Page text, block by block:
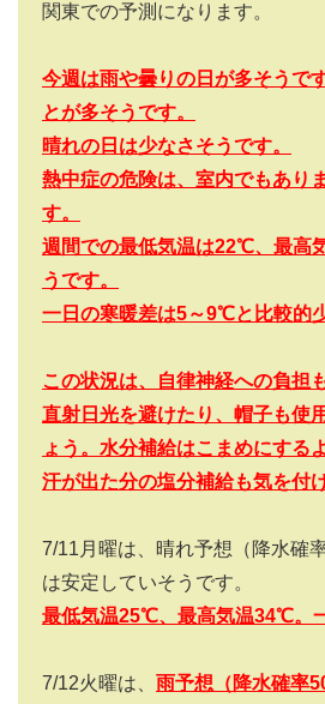
関東での予測になります。
今週は雨や曇りの日が多そうで
とが多そうです。
晴れの日は少なさそうです。
熱中症の危険は、室内でもあり
す。
週間での最低気温は22℃、最高
うです。
一日の寒暖差は5～9℃と比較的
この状況は、自律神経への負担
直射日光を避けたり、帽子も使
ょう。水分補給はこまめにする
汗が出た分の塩分補給も気を付
7/11 月曜は、晴れ予想（降水確
は安定していそうです。
最低気温25℃、最高気温34℃。
7/12火曜は、 雨予想（降水確率